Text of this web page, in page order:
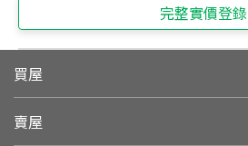
完整實價登錄
買屋
賣屋